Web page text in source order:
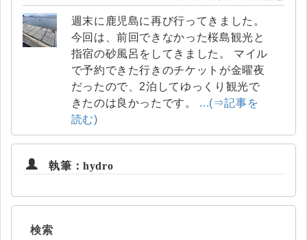
週末に鹿児島に再び行ってきました。
今回は、前回できなかった桜島観光と
指宿の砂風呂をしてきました。 マイル
で予約できた行きのチケットが金曜夜
だったので、2泊してゆっくり観光で
きたのは良かったです。 ...(⇒記事を
読む)
執筆：hydro
検索